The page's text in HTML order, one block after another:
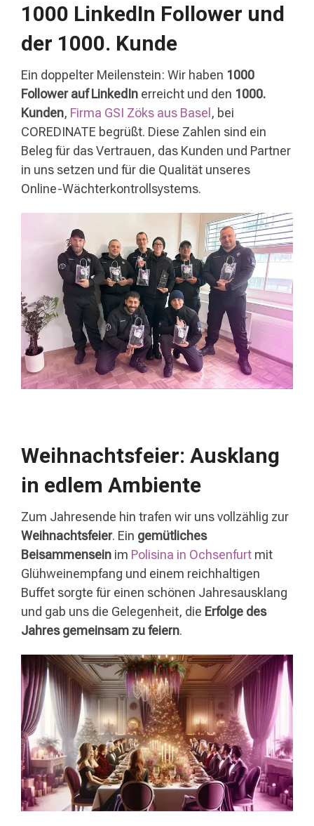
1000 LinkedIn Follower und
der 1000. Kunde
Ein doppelter Meilenstein: Wir haben 1000
Follower auf LinkedIn erreicht und den 1000.
Kunden, Firma GSI Zöks aus Basel , bei
COREDINATE begrüßt. Diese Zahlen sind ein
Beleg für das Vertrauen, das Kunden und Partner
in uns setzen und für die Qualität unseres
Online-Wächterkontrollsystems.
Weihnachtsfeier: Ausklang
in edlem Ambiente
Zum Jahresende hin trafen wir uns vollzählig zur
Weihnachtsfeier. Ein gemütliches
Beisammensein im Polisina in Ochsenfurt mit
Glühweinempfang und einem reichhaltigen
Buffet sorgte für einen schönen Jahresausklang
und gab uns die Gelegenheit, die Erfolge des
Jahres gemeinsam zu feiern.